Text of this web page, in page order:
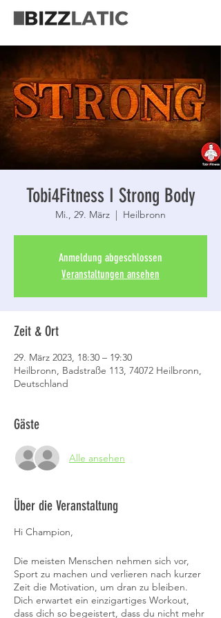
Tobi4Fitness I Strong Body
Mi., 29. März
  |
Heilbronn
Anmeldung abgeschlossen
Veranstaltungen ansehen
Zeit & Ort
29. März 2023, 18:30 – 19:30
Heilbronn, Badstraße 113, 74072 Heilbronn,
Deutschland
Gäste
Alle ansehen
Über die Veranstaltung
Hi Champion,
Die meisten Menschen nehmen sich vor,
Sport zu machen und verlieren nach kurzer
Zeit die Motivation, um dran zu bleiben.
Dich erwartet ein einzigartiges Workout,
dass dich so begeistert, dass du nicht mehr